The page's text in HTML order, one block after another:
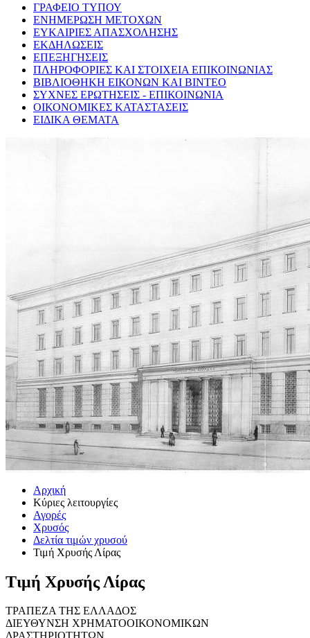
ΓΡΑΦΕΙΟ ΤΥΠΟΥ
ΕΝΗΜΕΡΩΣΗ ΜΕΤΟΧΩΝ
ΕΥΚΑΙΡΙΕΣ ΑΠΑΣΧΟΛΗΣΗΣ
ΕΚΔΗΛΩΣΕΙΣ
ΕΠΕΞΗΓΗΣΕΙΣ
ΠΛΗΡΟΦΟΡΙΕΣ ΚΑΙ ΣΤΟΙΧΕΙΑ ΕΠΙΚΟΙΝΩΝΙΑΣ
ΒΙΒΛΙΟΘΗΚΗ ΕΙΚΟΝΩΝ ΚΑΙ ΒΙΝΤΕΟ
ΣΥΧΝΕΣ ΕΡΩΤΗΣΕΙΣ - ΕΠΙΚΟΙΝΩΝΙΑ
ΟΙΚΟΝΟΜΙΚΕΣ ΚΑΤΑΣΤΑΣΕΙΣ
ΕΙΔΙΚΑ ΘΕΜΑΤΑ
Αρχική
Κύριες λειτουργίες
Αγορές
Χρυσός
Δελτία τιμών χρυσού
Τιμή Χρυσής Λίρας
Τιμή Χρυσής Λίρας
ΤΡΑΠΕΖΑ ΤΗΣ ΕΛΛΑΔΟΣ
ΔΙΕΥΘΥΝΣΗ ΧΡΗΜΑΤΟΟΙΚΟΝΟΜΙΚΩΝ